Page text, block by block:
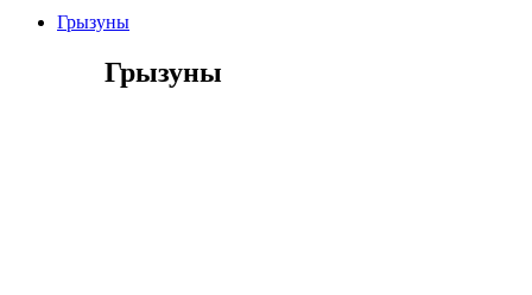
Грызуны
Грызуны